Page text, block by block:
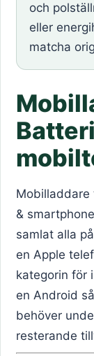
och
eller
matcha
Mobilladdare
&
samlat alla
en Apple
kategorin för
en Android
behöver
resterande